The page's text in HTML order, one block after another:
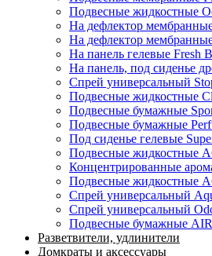
Подвесные жидкостные
На дефлектор
На дефлектор
На панель гелевые Fresh
На панель, под сиденье
Спрей универсальный
Подвесные жидкостные
Подвесные бумажные
Подвесные бумажные
Под сиденье гелевые
Подвесные жидкостные
Концентрированные
Подвесные жидкостные
Спрей универсальный
Спрей универсальный
Подвесные бумажные
Разветвители, удлинители
Домкраты и аксессуары